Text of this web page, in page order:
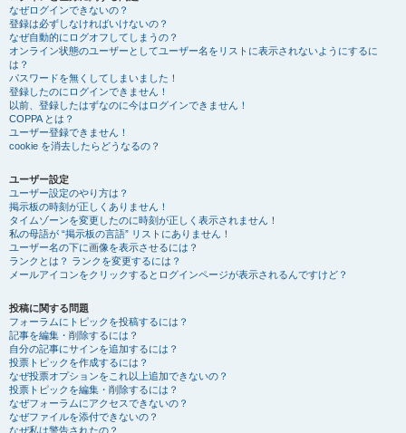
なぜログインできないの？
登録は必ずしなければいけないの？
なぜ自動的にログオフしてしまうの？
オンライン状態のユーザーとしてユーザー名をリストに表示されないようにするに
は？
パスワードを無くしてしまいました！
登録したのにログインできません！
以前、登録したはずなのに今はログインできません！
COPPA とは？
ユーザー登録できません！
cookie を消去したらどうなるの？
ユーザー設定
ユーザー設定のやり方は？
掲示板の時刻が正しくありません！
タイムゾーンを変更したのに時刻が正しく表示されません！
私の母語が “掲示板の言語” リストにありません！
ユーザー名の下に画像を表示させるには？
ランクとは？ ランクを変更するには？
メールアイコンをクリックするとログインページが表示されるんですけど？
投稿に関する問題
フォーラムにトピックを投稿するには？
記事を編集・削除するには？
自分の記事にサインを追加するには？
投票トピックを作成するには？
なぜ投票オプションをこれ以上追加できないの？
投票トピックを編集・削除するには？
なぜフォーラムにアクセスできないの？
なぜファイルを添付できないの？
なぜ私は警告されたの？